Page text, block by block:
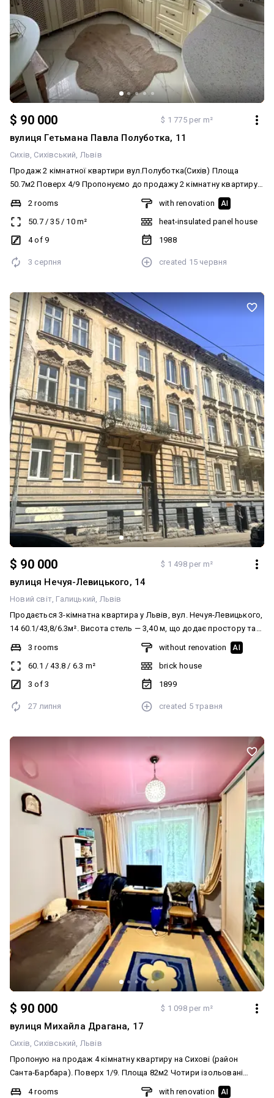
$ 90 000 $ 1 775 per m²
вулиця Гетьмана Павла Полуботка, 11
Сихів Сихівський Львів
Продаж 2 кімнатної квартири вул.Полуботка(Сихів) Площа
50.7м2 Поверх 4/9 Пропонуємо до продажу 2 кімнатну квартиру
Ізольовані кімнати Роздільний санвузол(ванна) Центральне
опалення, підігрів підлоги Квартира не кутова Є зашклений
балкон Свіжий ремонт Встановлено резервне живлення
Вартість 90000$
2 rooms
50.7/35/ 10m²
4 of 9
with renovation AI
heat-insulated panel house
1988
3 серпня created 15 червня
$ 90 000 $ 1 498 per m²
вулиця Нечуя-Левицького, 14
Новий світ Галицький Львів
Продається 3-кімнатна квартира у Львів, вул. Нечуя-Левицького,
14 60.1/43,8/6.3м². Висота стель — 3,40 м, що додає простору та
світла. Є два входи: парадний — через під’їзд у коридор, а також
додатковий — через балкон, що додає зручності та
варіативності використання простору. Квартира в житловому
стані — можна одразу заселятися або оновити під власний смак.
ключових переваг: близькість до центру міста дозволяє швидко
проживання, так і для інвестиції — оренда у цьому районі
стабільно користується попитом.
3 rooms
60.1 /43.8 / 6.3 m²
3 of 3
without renovation AI
brick house
1899
27 липня created 5 травня
$ 90 000 $ 1 098 per m²
вулиця Михайла Драгана, 17
Сихів Сихівський Львів
Пропоную на продаж 4 кімнатну квартиру на Сихові (район
Санта-Барбара). Поверх 1/9. Площа 82м2 Чотири ізольовані
кімнати. Два засклені балкони. Додатково три кладовки, підвал.
4 rooms
with renovation AI